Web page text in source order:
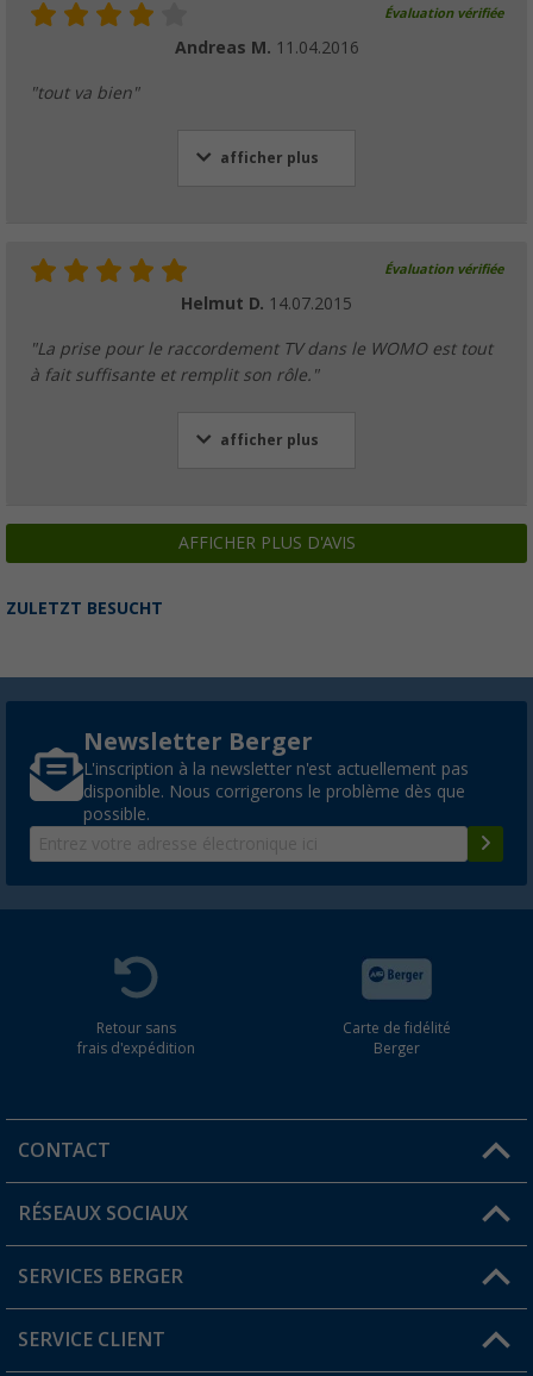
Évaluation vérifiée
Andreas M. 11.04.2016
"tout va bien"
afficher plus
Évaluation vérifiée
Helmut D. 14.07.2015
"La prise pour le raccordement TV dans le WOMO est tout
à fait suffisante et remplit son rôle."
afficher plus
AFFICHER PLUS D'AVIS
ZULETZT BESUCHT
Newsletter Berger
L'inscription à la newsletter n'est actuellement pas
disponible. Nous corrigerons le problème dès que
possible.
Retour sans
frais d'expédition
Carte de fidélité
Berger
CONTACT
Une question ?
Trouver une magasin
RÉSEAUX SOCIAUX
SERVICES BERGER
Devenir revendeur
SERVICE CLIENT